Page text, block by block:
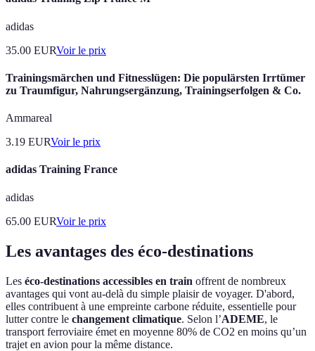
adidas
35.00 EURVoir le prix
Trainingsmärchen und Fitnesslügen: Die populärsten Irrtümer
zu Traumfigur, Nahrungsergänzung, Trainingserfolgen & Co.
Ammareal
3.19 EURVoir le prix
adidas Training France
adidas
65.00 EURVoir le prix
Les avantages des éco-destinations
Les éco-destinations accessibles en train offrent de nombreux
avantages qui vont au-delà du simple plaisir de voyager. D'abord,
elles contribuent à une empreinte carbone réduite, essentielle pour
lutter contre le changement climatique. Selon l’ADEME, le
transport ferroviaire émet en moyenne 80% de CO2 en moins qu’un
trajet en avion pour la même distance.